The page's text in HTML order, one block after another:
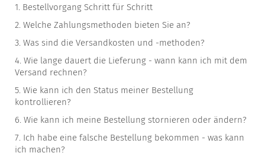
1. Bestellvorgang Schritt für Schritt
2. Welche Zahlungsmethoden bieten Sie an?
3. Was sind die Versandkosten und -methoden?
4. Wie lange dauert die Lieferung - wann kann ich mit dem
Versand rechnen?
5. Wie kann ich den Status meiner Bestellung
kontrollieren?
6. Wie kann ich meine Bestellung stornieren oder ändern?
7. Ich habe eine falsche Bestellung bekommen - was kann
ich machen?